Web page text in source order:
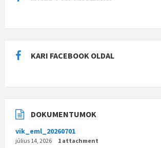
KARI FACEBOOK OLDAL
DOKUMENTUMOK
vik_eml_20260701
július 14, 2026 1 attachment